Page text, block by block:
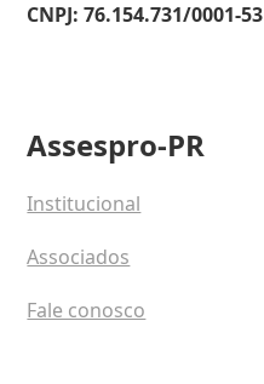
CNPJ: 76.154.731/0001-53
Assespro-PR
Institucional
Associados
Fale conosco